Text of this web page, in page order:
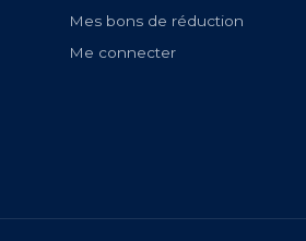
Mes bons de réduction
Me connecter